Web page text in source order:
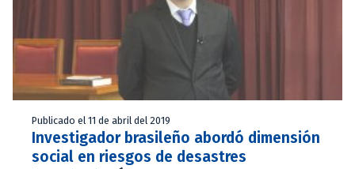
Publicado el 11 de abril del 2019
Investigador brasileño abordó dimensión
social en riesgos de desastres